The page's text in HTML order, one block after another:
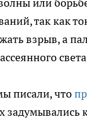
или
так как
взрыв, а
писали, что
задумывались